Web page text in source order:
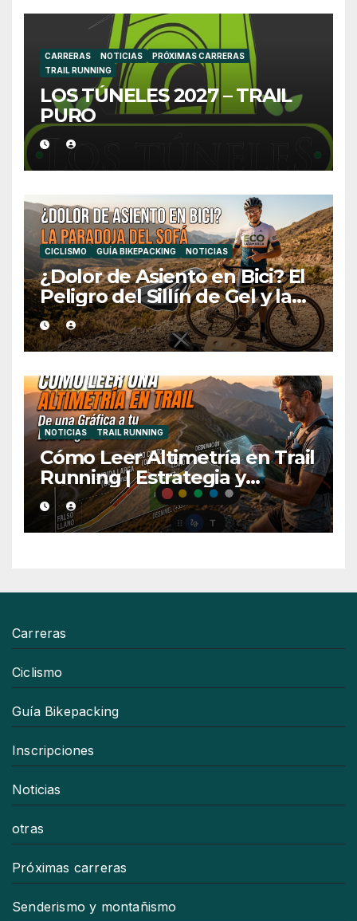
CARRERAS NOTICIAS
PRÓXIMAS CARRERAS
TRAIL RUNNING
LOS TÚNELES 2027 – TRAIL
PURO
CICLISMO GUÍA BIKEPACKING NOTICIAS
¿Dolor de Asiento en Bici? El
Peligro del Sillín de Gel y la
Medida Ideal
NOTICIAS TRAIL RUNNING
Cómo Leer Altimetría en Trail
Running | Estrategia y
Consejos
Carreras
Ciclismo
Guía Bikepacking
Inscripciones
Noticias
otras
Próximas carreras
Senderismo y montañismo